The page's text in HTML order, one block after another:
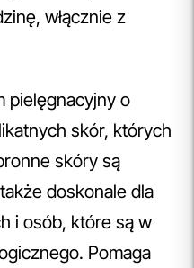
włącznie z
pielęgnacyjny o
skór, których
skóry są
doskonale dla
i osób, które są w
Pomaga